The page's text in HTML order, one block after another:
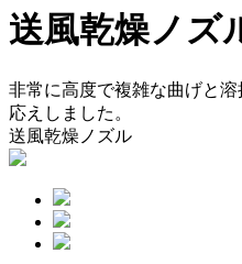
送風乾燥ノズ
非常に高度で複雑な曲げと
応えしました。
送風乾燥ノズル